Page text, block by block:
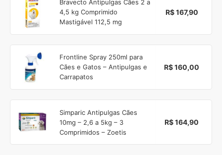
Bravecto Antipulgas Cães 2 a
4,5 kg Comprimido
Mastigável 112,5 mg
R$ 167,90
Frontline Spray 250ml para
Cães e Gatos – Antipulgas e
Carrapatos
R$ 160,00
Simparic Antipulgas Cães
10mg – 2,6 a 5kg – 3
Comprimidos – Zoetis
R$ 164,90